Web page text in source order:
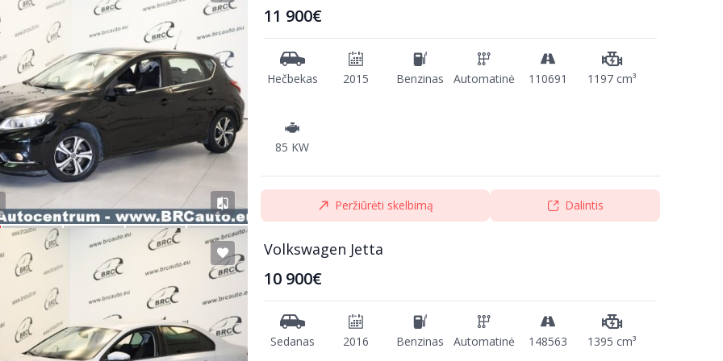
11 900€
Hečbekas 2015 Benzinas Automatinė 110691 1197 cm³
85 KW
Peržiūrėti skelbimą Dalintis
Volkswagen Jetta
10 900€
Sedanas 2016 Benzinas Automatinė 148563 1395 cm³